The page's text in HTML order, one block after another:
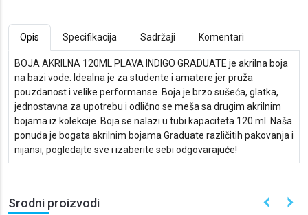
Opis Specifikacija Sadržaji Komentari
BOJA AKRILNA 120ML PLAVA INDIGO GRADUATE je akrilna boja
na bazi vode. Idealna je za studente i amatere jer pruža
pouzdanost i velike performanse. Boja je brzo sušeća, glatka,
jednostavna za upotrebu i odlično se meša sa drugim akrilnim
bojama iz kolekcije. Boja se nalazi u tubi kapaciteta 120 ml. Naša
ponuda je bogata akrilnim bojama Graduate različitih pakovanja i
nijansi, pogledajte sve i izaberite sebi odgovarajuće!
Srodni proizvodi